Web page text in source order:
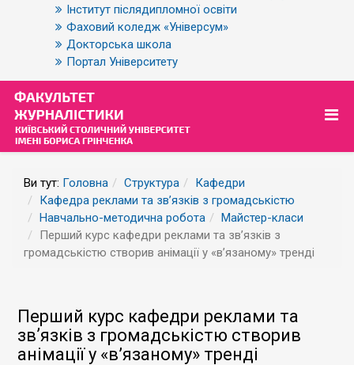
Інститут післядипломної освіти
Фаховий коледж «Універсум»
Докторська школа
Портал Університету
Ви тут: Головна Структура
Кафедри
Кафедра реклами та зв’язків з громадськістю
Навчально-методична робота
Майстер-класи
Перший курс кафедри реклами та звʼязків з
громадськістю створив анімації у «в’язаному» тренді
Перший курс кафедри реклами та
звʼязків з громадськістю створив
анімації у «в’язаному» тренді